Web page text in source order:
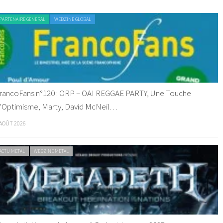
GENERAL WEBZINE GLOBAL
n°120 : ORP – OAI REGGAE PARTY, Une Touche
Marty, David McNeil…
2026
METAL WEBZINE METAL